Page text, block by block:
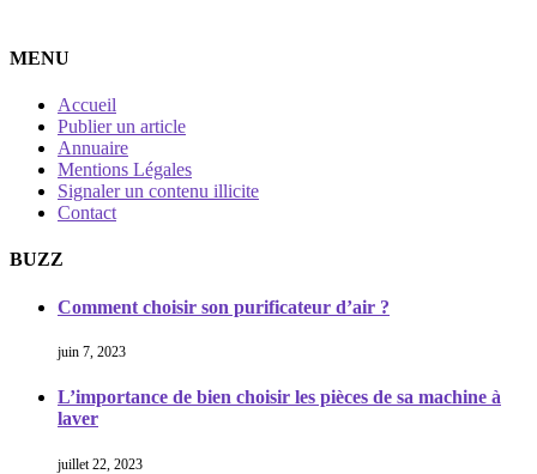
MENU
Accueil
Publier un article
Annuaire
Mentions Légales
Signaler un contenu illicite
Contact
BUZZ
Comment choisir son purificateur d’air ?
juin 7, 2023
L’importance de bien choisir les pièces de sa machine à
laver
juillet 22, 2023